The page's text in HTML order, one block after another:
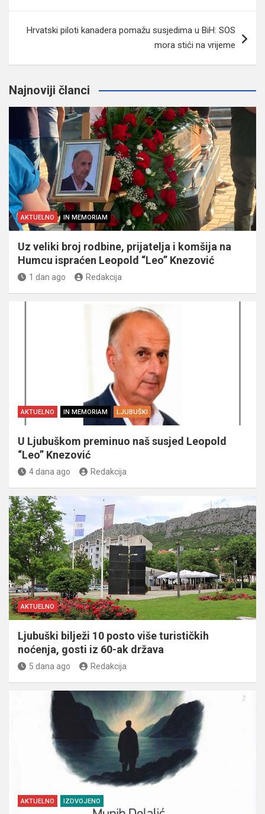
Hrvatski piloti kanadera pomažu susjedima u BiH: SOS
mora stići na vrijeme
Najnoviji članci
AKTUELNO IN MEMORIAM
Uz veliki broj rodbine, prijatelja i komšija na
Humcu ispraćen Leopold “Leo” Knezović
1 dan ago Redakcija
AKTUELNO IN MEMORIAM LJUBUŠKI
U Ljubuškom preminuo naš susjed Leopold
“Leo” Knezović
4 dana ago Redakcija
AKTUELNO
Ljubuški bilježi 10 posto više turističkih
noćenja, gosti iz 60-ak država
5 dana ago Redakcija
AKTUELNO IZDVOJENO